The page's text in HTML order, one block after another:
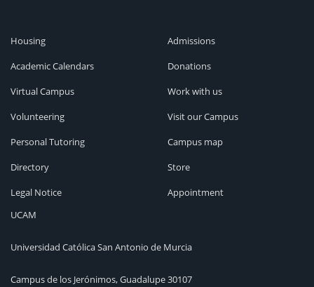
Housing
Academic Calendars
Virtual Campus
Volunteering
Personal Tutoring
Directory
Legal Notice
Admissions
Donations
Work with us
Visit our Campus
Campus map
Store
Appointment
UCAM
Universidad Católica San Antonio de Murcia
Campus de los Jerónimos, Guadalupe 30107